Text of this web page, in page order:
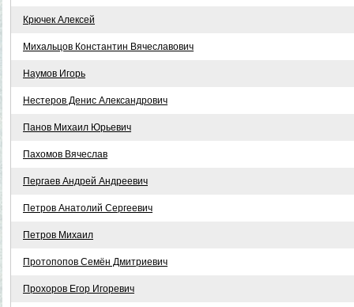
Крючек Алексей
Михальцов Константин Вячеславович
Наумов Игорь
Нестеров Денис Александрович
Панов Михаил Юрьевич
Пахомов Вячеслав
Пергаев Андрей Андреевич
Петров Анатолий Сергеевич
Петров Михаил
Протопопов Семён Дмитриевич
Прохоров Егор Игоревич